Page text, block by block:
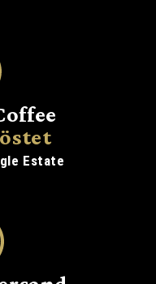
Estate